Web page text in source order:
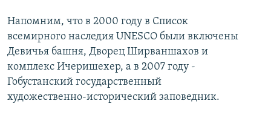
Напомним, что в 2000 году в Список
всемирного наследия UNESCO были включены
Девичья башня, Дворец Ширваншахов и
комплекс Ичеришехер, а в 2007 году -
Гобустанский государственный
художественно-исторический заповедник.